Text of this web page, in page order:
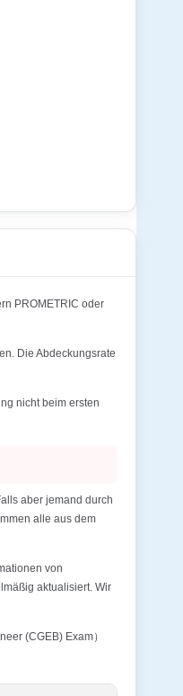
PROMETRIC oder
Die Abdeckungsrate
nicht beim ersten
aber jemand durch
alle aus dem
von
aktualisiert. Wir
(CGEB) Exam）